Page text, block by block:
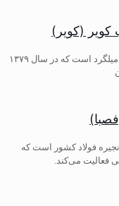
کویر (کویر)
شرکت تولیدی فولاد سپید فراب کویر یک تولیدکننده میلگرد است که در سال ۱۳۷۹
فولاد کشور است که